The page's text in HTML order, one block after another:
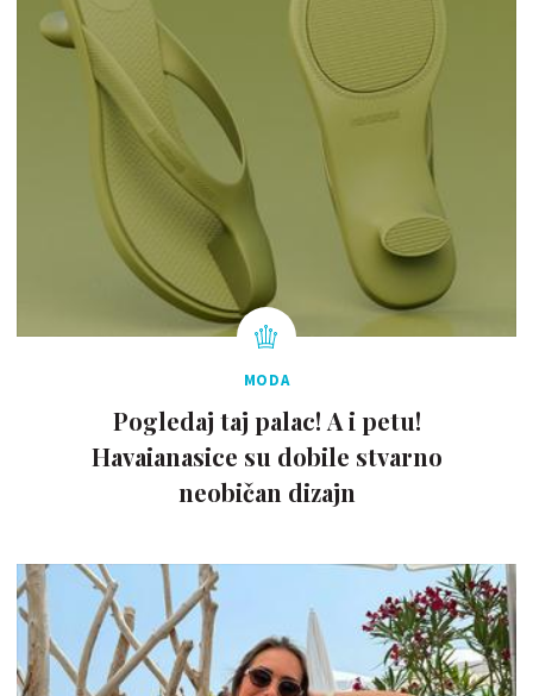
MODA
Pogledaj taj palac! A i petu!
Havaianasice su dobile stvarno
neobičan dizajn